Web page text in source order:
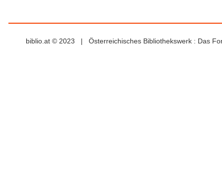
biblio.at © 2023 | Österreichisches Bibliothekswerk : Das